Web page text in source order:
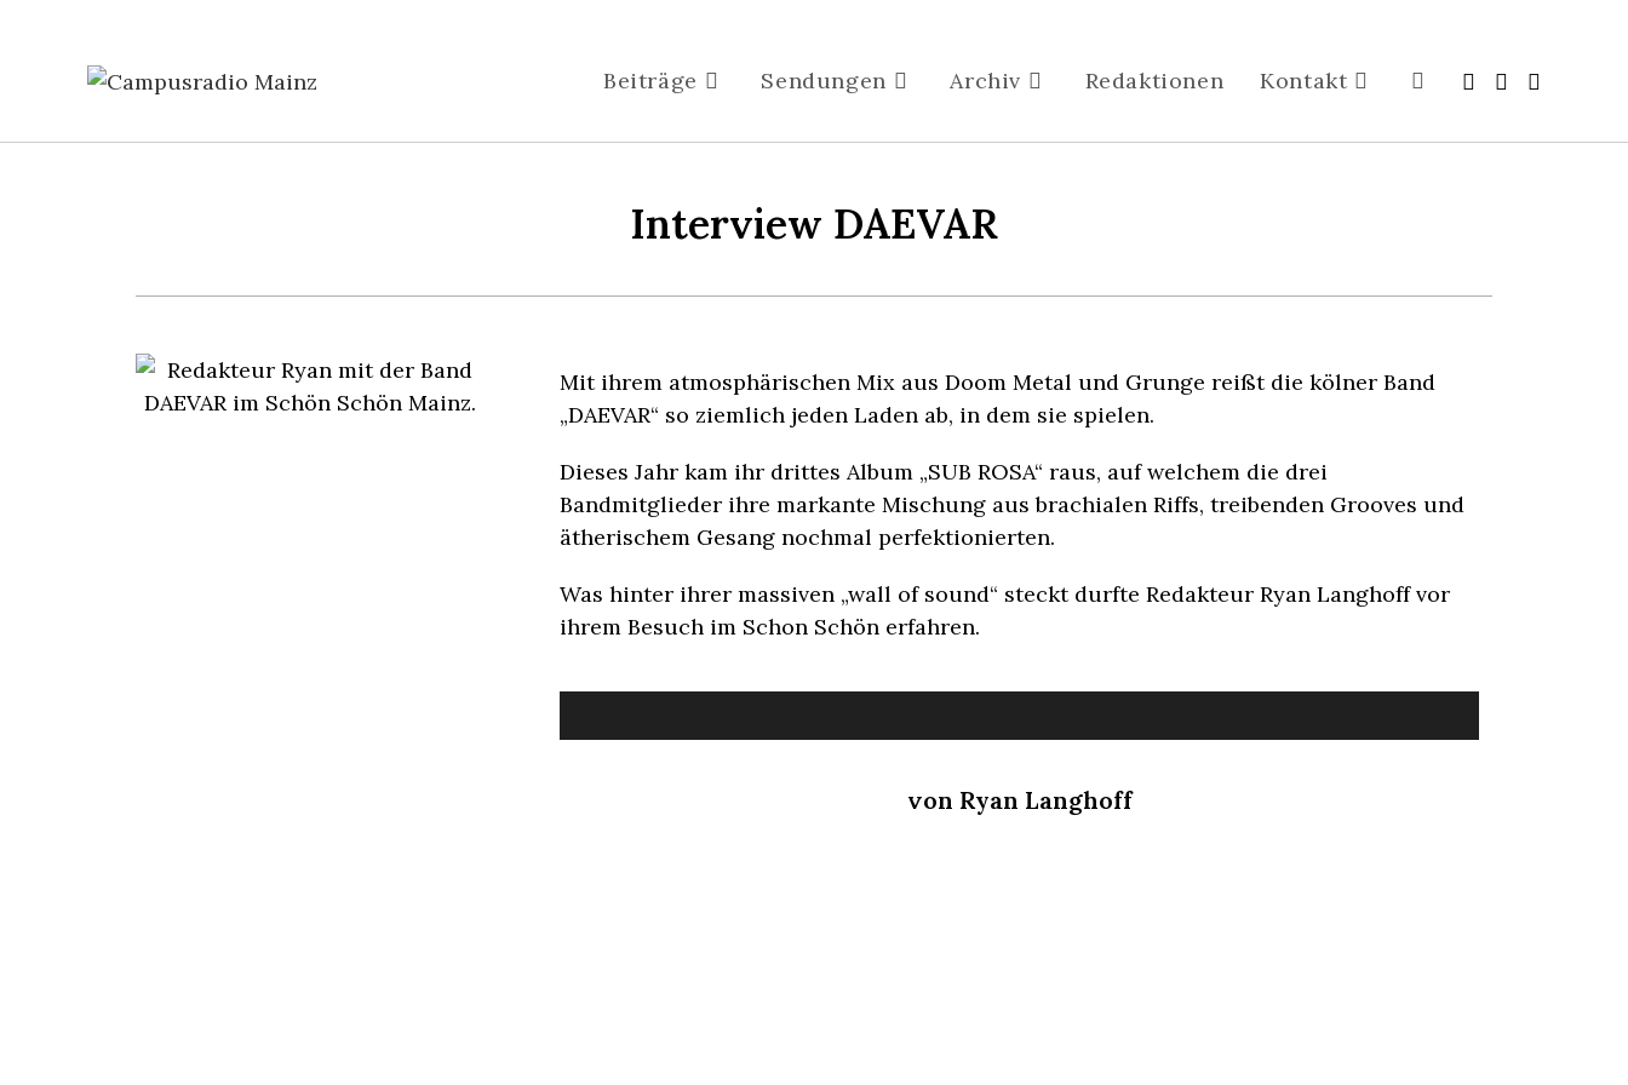
Beiträge Sendungen Archiv Redaktionen Kontakt
Interview DAEVAR
Mit ihrem atmosphärischen Mix aus Doom Metal und Grunge reißt die kölner Band
„DAEVAR“ so ziemlich jeden Laden ab, in dem sie spielen.
Dieses Jahr kam ihr drittes Album „SUB ROSA“ raus, auf welchem die drei
Bandmitglieder ihre markante Mischung aus brachialen Riffs, treibenden Grooves und
ätherischem Gesang nochmal perfektionierten.
Was hinter ihrer massiven „wall of sound“ stecktdurfte Redakteur Ryan Langhoff vor
ihrem Besuch im Schon Schön erfahren.
von Ryan Langhoff